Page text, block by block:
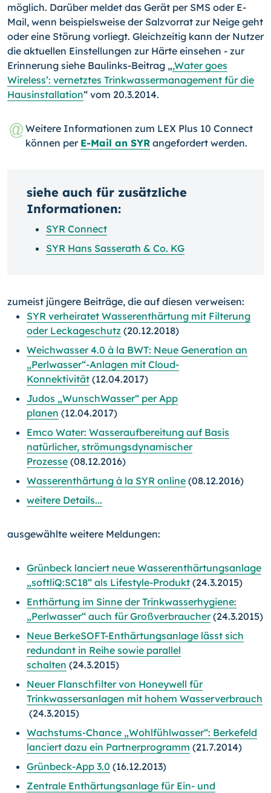
möglich. Darüber meldet das Gerät per SMS oder E-
Mail, wenn beispielsweise der Salzvorrat zur Neige geht
oder eine Störung vorliegt. Gleichzeitig kann der Nutzer
die aktuel­len Einstellungen zur Härte einsehen - zur
Erinnerung siehe Baulinks-Beitrag „,Water goes
Wireless’: vernetztes Trink­wassermanagement für die
Hausinstallation“ vom 20.3.2014.
Weitere Informationen zum LEX Plus 10 Connect
können per E-Mail an SYR angefordert werden.
siehe auch für zusätzliche
Informationen:
SYR Connect
SYR Hans Sasserath & Co. KG
zumeist jüngere Beiträge, die auf diesen verweisen:
SYR verheiratet Wasserenthärtung mit Filterung
oder Leckageschutz (20.12.2018)
Weichwasser 4.0 à la BWT: Neue Generation an
„Perlwasser“-Anlagen mit Cloud-
Konnektivität (12.04.2017)
Judos „WunschWasser“ per App
planen (12.04.2017)
Emco Water: Wasseraufbereitung auf Basis
natürlicher, strömungsdynamischer
Prozesse (08.12.2016)
Wasserenthärtung à la SYR online (08.12.2016)
weitere Details...
ausgewählte weitere Meldungen:
Grünbeck lanciert neue Wasserenthärtungsanlage
„softliQ:SC18“ als Lifestyle-Produkt (24.3.2015)
Enthärtung im Sinne der Trinkwasserhygiene:
„Perlwasser“ auch für Großverbraucher(24.3.2015)
Neue BerkeSOFT-Enthärtungsanlage lässt sich
redundant in Reihe sowie parallel
schalten (24.3.2015)
Neuer Flanschfilter von Honeywell für
Trinkwassersanlagen mit hohem Wasserverbrauch
(24.3.2015)
Wachstums-Chance „Wohlfühlwasser“: Berkefeld
lanciert dazu ein Partnerprogramm (21.7.2014)
Grünbeck-App 3.0 (16.12.2013)
Zentrale Enthärtungsanlage für Ein- und